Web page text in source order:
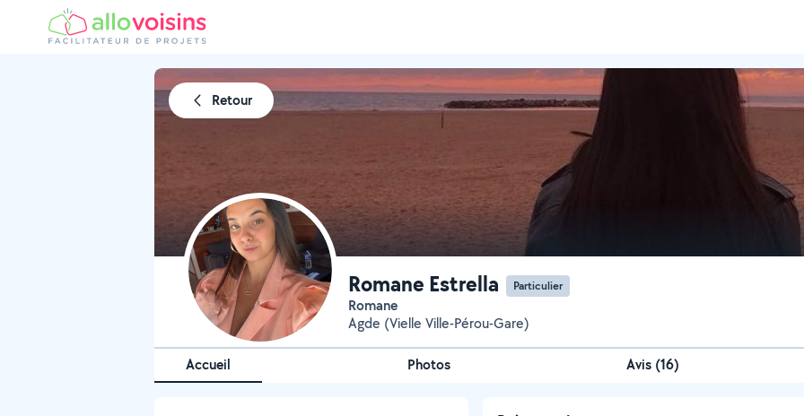
Retour
Romane Estrella Particulier
Romane
Agde (Vielle Ville-Pérou-Gare)
Accueil Photos Avis (16)